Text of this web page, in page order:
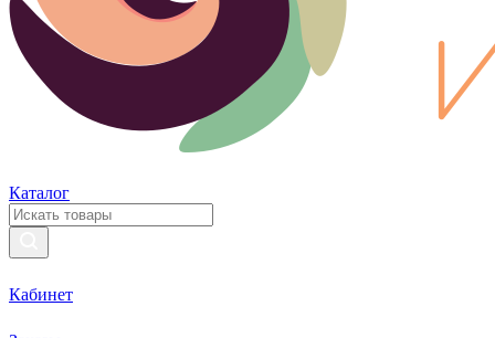
Каталог
Кабинет